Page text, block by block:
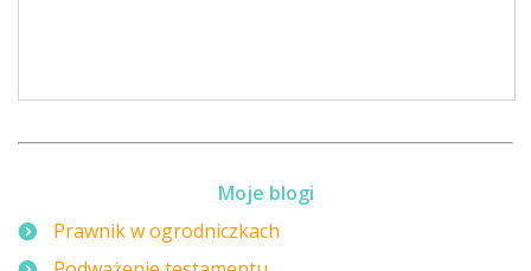
Moje blogi
Prawnik w ogrodniczkach